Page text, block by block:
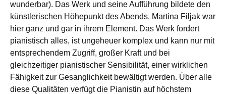
wunderbar). Das Werk und seine Aufführung bildete den
künstlerischen Höhepunkt des Abends. Martina Filjak war
hier ganz und gar in ihrem Element. Das Werk fordert
pianistisch alles, ist ungeheuer komplex und kann nur mit
entsprechendem Zugriff, großer Kraft und bei
gleichzeitiger pianistischer Sensibilität, einer wirklichen
Fähigkeit zur Gesanglichkeit bewältigt werden. Über alle
diese Qualitäten verfügt die Pianistin auf höchstem